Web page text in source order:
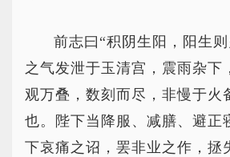
前志曰“积阴生阳，阳生
之气发泄于玉清宫，震雨杂下
观万叠，数刻而尽，非慢于火
也。陛下当降服、减膳、避正
下哀痛之诏，罢非业之作，拯